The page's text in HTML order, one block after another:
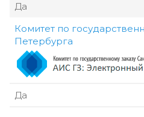
Да
Комитет по
Петербурга
Да